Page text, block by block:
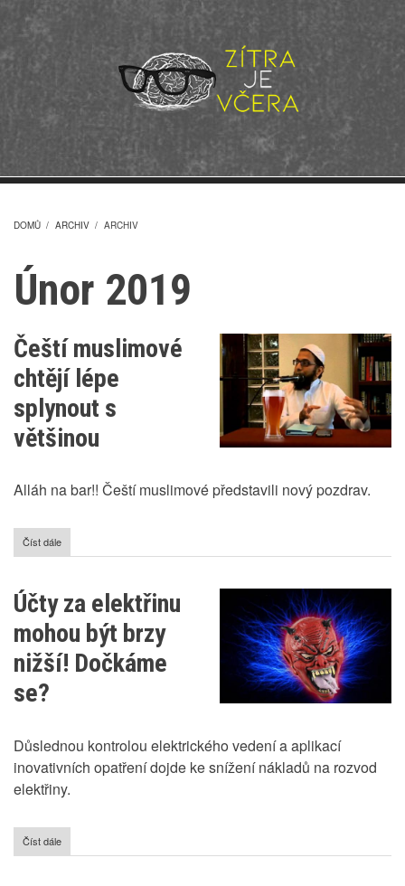
hlavnímu
NAVIGACE
DOMŮ / ARCHIV / ARCHIV
Únor 2019
Čeští muslimové
chtějí lépe
splynout s
většinou
Alláh na bar!! Čeští muslimové představili nový pozdrav.
Číst dále
Čeští
lépe
s
většinou
Účty za elektřinu
mohou být brzy
nižší! Dočkáme
se?
Důslednou kontrolou elektrického vedení a aplikací
inovativních opatření dojde ke snížení nákladů na rozvod
elektřiny.
Číst dále
Účty